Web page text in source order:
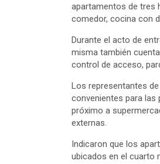
apartamentos de tres
comedor, cocina con
Durante el acto de
misma también
control de acceso,
Los representantes
convenientes para las
próximo a
externas.
Indicaron que los
ubicados en el cuarto